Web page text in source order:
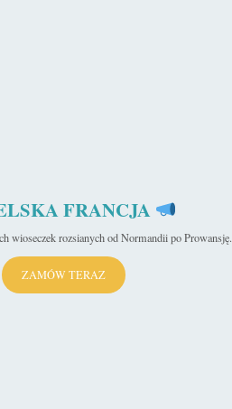
FRANCJA
wioseczek rozsianych od Normandii po Prowansję.
ZAMÓW TERAZ